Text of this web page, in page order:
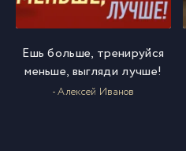
Ешь больше, тренируйся
меньше, выгляди лучше!
- Алексей Иванов